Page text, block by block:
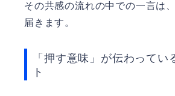
その共感の流れの中での一言は
届きます。
「押す意味」が伝わってい
ト